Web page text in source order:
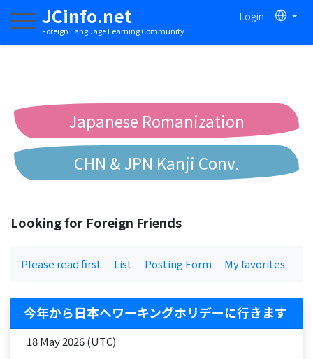
JCinfo.net
Foreign Language Learning Community
Login
Toggle navigation
Japanese Romanization
CHN & JPN Kanji Conv.
Looking for Foreign Friends
Please read first List Posting Form My favorites
今年から日本へワーキングホリデーに行きます
18 May 2026 (UTC)